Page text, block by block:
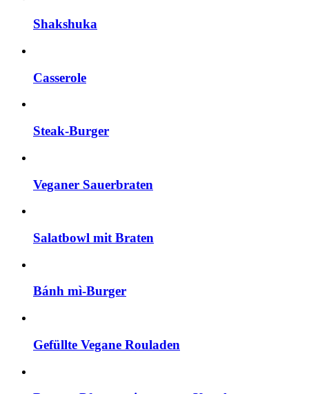
Shakshuka
Casserole
Steak-Burger
Veganer Sauerbraten
Salatbowl mit Braten
Bánh mì-Burger
Gefüllte Vegane Rouladen